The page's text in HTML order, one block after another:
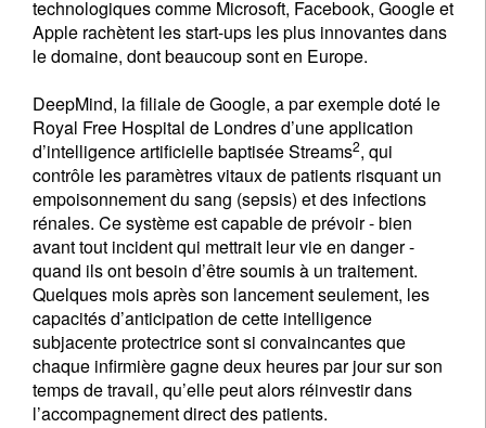
technologiques comme Microsoft, Facebook, Google et
Apple rachètent les start-ups les plus innovantes dans
le domaine, dont beaucoup sont en Europe.
DeepMind, la filiale de Google, a par exemple doté le
Royal Free Hospital de Londres d’une application
d’intelligence artificielle baptisée Streams2, qui
contrôle les paramètres vitaux de patients risquant un
empoisonnement du sang (sepsis) et des infections
rénales. Ce système est capable de prévoir - bien
avant tout incident qui mettrait leur vie en danger -
quand ils ont besoin d’être soumis à un traitement.
Quelques mois après son lancement seulement, les
capacités d’anticipation de cette intelligence
subjacente protectrice sont si convaincantes que
chaque infirmière gagne deux heures par jour sur son
temps de travail, qu’elle peut alors réinvestir dans
l’accompagnement direct des patients.